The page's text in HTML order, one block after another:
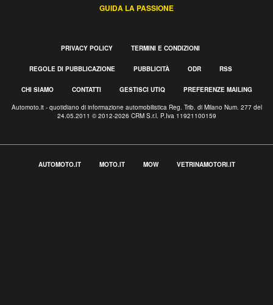
GUIDA LA PASSIONE
PRIVACY POLICY TERMINI E CONDIZIONI
REGOLE DI PUBBLICAZIONE PUBBLICITÀ ODR RSS
CHI SIAMO CONTATTI GESTISCI UTIQ PREFERENZE MAILING
Automoto.it - quotidiano di informazione automobilistica Reg. Trib. di Milano Num. 277 del
24.05.2011 © 2012-2026 CRM S.r.l. P.Iva 11921100159
AUTOMOTO.IT MOTO.IT MOW VETRINAMOTORI.IT